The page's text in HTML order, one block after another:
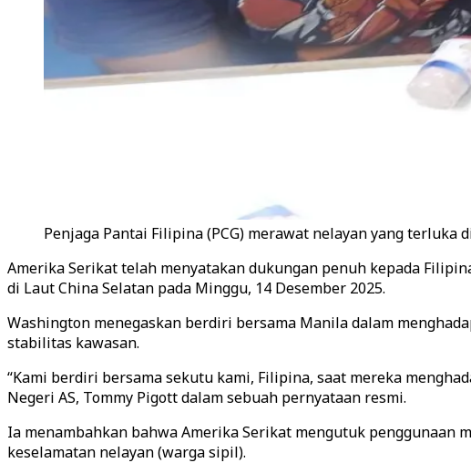
Penjaga Pantai Filipina (PCG) merawat nelayan yang terluka
Amerika Serikat telah menyatakan dukungan penuh kepada
di Laut China Selatan pada Minggu, 14 Desember 2025.
Washington menegaskan berdiri bersama Manila dalam
stabilitas kawasan.
“Kami berdiri bersama sekutu kami, Filipina, saat mereka
Negeri AS, Tommy Pigott dalam sebuah pernyataan resmi.
Ia menambahkan bahwa Amerika Serikat mengutuk
keselamatan nelayan (warga sipil).